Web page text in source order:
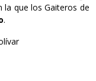
la que los Gaiteros de
.